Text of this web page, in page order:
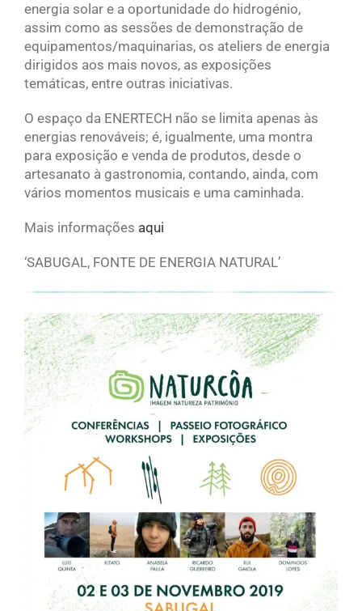
energia solar e a oportunidade do hidrogénio,
assim como as sessões de demonstração de
equipamentos/maquinarias, os ateliers de energia
dirigidos aos mais novos, as exposições
temáticas, entre outras iniciativas.
O espaço da ENERTECH não se limita apenas às
energias renováveis; é, igualmente, uma montra
para exposição e venda de produtos, desde o
artesanato à gastronomia, contando, ainda, com
vários momentos musicais e uma caminhada.
Mais informações aqui
‘SABUGAL, FONTE DE ENERGIA NATURAL’